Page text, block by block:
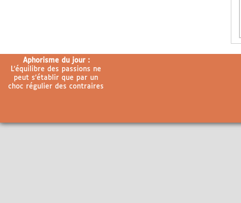
Aphorisme du jour :
L’équilibre des passions ne
peut s’établir que par un
choc régulier des contraires